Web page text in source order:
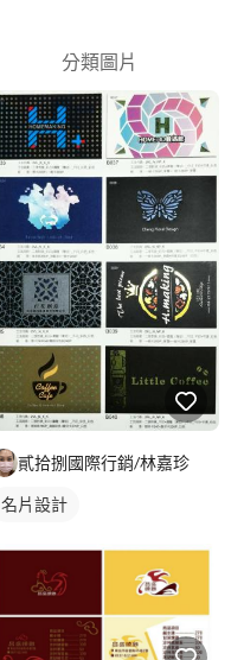
分類圖片
貳拾捌國際行銷/林嘉珍
名片設計